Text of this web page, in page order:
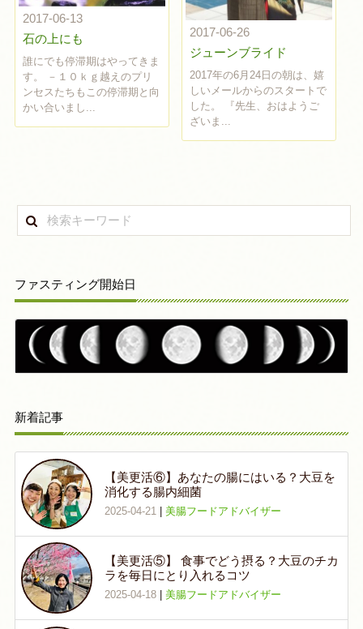
2017-06-13
石の上にも
誰にでも停滞期はやってきま
す。 －１０ｋｇ越えのプリ
ンセスたちもこの停滞期と向
かい合いまし...
2017-06-26
ジューンブライド
2017年の6月24日の朝は、嬉
しいメールからのスタートで
した。 『先生、おはようご
ざいま...
ファスティング開始日
新着記事
【美更活⑥】あなたの腸にはいる？大豆を
消化する腸内細菌
2025-04-21 | 美腸フードアドバイザー
【美更活⑤】 食事でどう摂る？大豆のチカ
ラを毎日にとり入れるコツ
2025-04-18| 美腸フードアドバイザー